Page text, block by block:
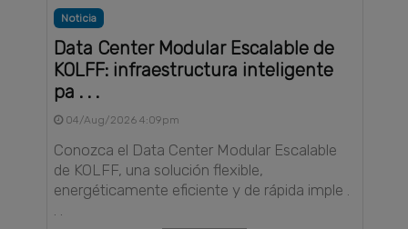
Noticia
Data Center Modular Escalable de
KOLFF: infraestructura inteligente
pa . . .
04/Aug/2026 4:09pm
Conozca el Data Center Modular Escalable
de KOLFF, una solución flexible,
energéticamente eficiente y de rápida imple .